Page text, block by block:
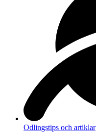
Odlingstips och artiklar